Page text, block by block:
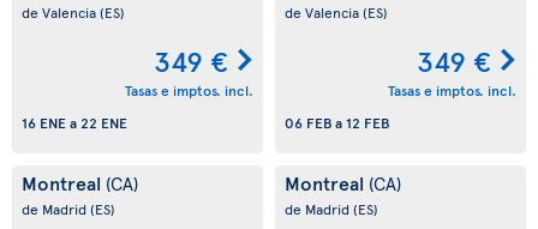
de Valencia(ES)
349 €
Tasas e imptos. incl.
16 ENEa22 ENE
de Valencia(ES)
349 €
Tasas e imptos. incl.
06 FEBa 12 FEB
Montreal (CA)
de Madrid(ES)
Montreal (CA)
de Madrid(ES)